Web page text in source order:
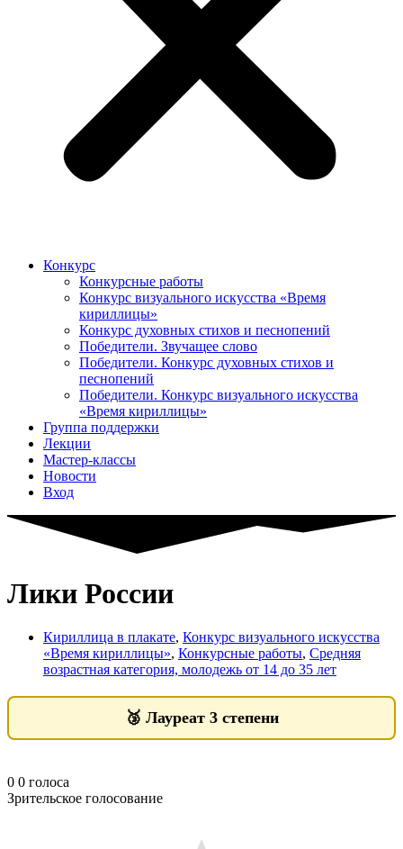
Конкурс
Конкурсные работы
Конкурс визуального искусства «Время
кириллицы»
Конкурс духовных стихов и песнопений
Победители. Звучащее слово
Победители. Конкурс духовных стихов и
песнопений
Победители. Конкурс визуального искусства
«Время кириллицы»
Группа поддержки
Лекции
Мастер-классы
Новости
Вход
Лики России
Кириллица в плакате, Конкурс визуального искусства
«Время кириллицы», Конкурсные работы, Средняя
возрастная категория, молодежь от 14 до 35 лет
🥉 Лауреат 3 степени
0 0 голоса
Зрительское голосование